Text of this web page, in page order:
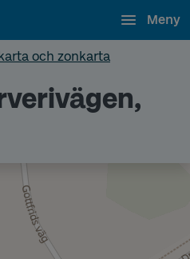
Meny
och zonkarta